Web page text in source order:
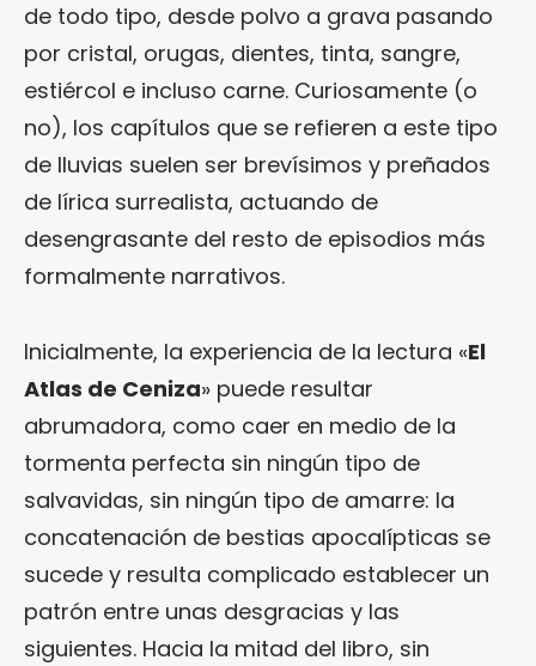
de todo tipo, desde polvo a grava pasando
por cristal, orugas, dientes, tinta, sangre,
estiércol e incluso carne. Curiosamente (o
no), los capítulos que se refieren a este tipo
de lluvias suelen ser brevísimos y preñados
de lírica surrealista, actuando de
desengrasante del resto de episodios más
formalmente narrativos.
Inicialmente, la experiencia de la lectura «El
Atlas de Ceniza» puede resultar
abrumadora, como caer en medio de la
tormenta perfecta sin ningún tipo de
salvavidas, sin ningún tipo de amarre: la
concatenación de bestias apocalípticas se
sucede y resulta complicado establecer un
patrón entre unas desgracias y las
siguientes. Hacia la mitad del libro, sin